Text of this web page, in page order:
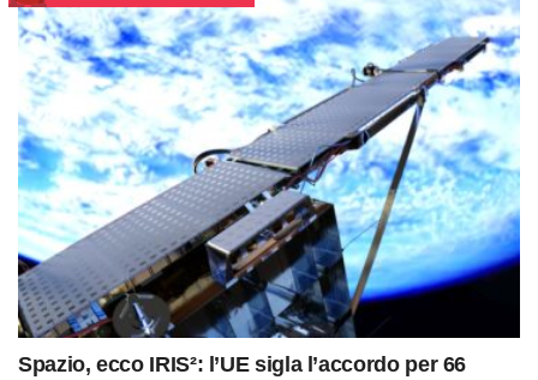
Spazio, ecco IRIS²: l’UE sigla l’accordo per 66